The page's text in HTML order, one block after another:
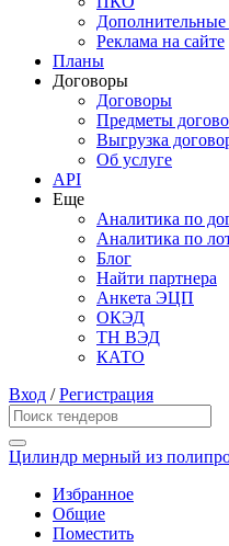
Дополнительные
Реклама на сайте
Планы
Договоры
Договоры
Предметы
Выгрузка
Об услуге
API
Еще
Аналитика по
Аналитика по
Блог
Найти партнера
Анкета ЭЦП
ОКЭД
ТН ВЭД
КАТО
Вход /Регистрация
Цилиндр мерный из
Избранное
Общие
Поместить